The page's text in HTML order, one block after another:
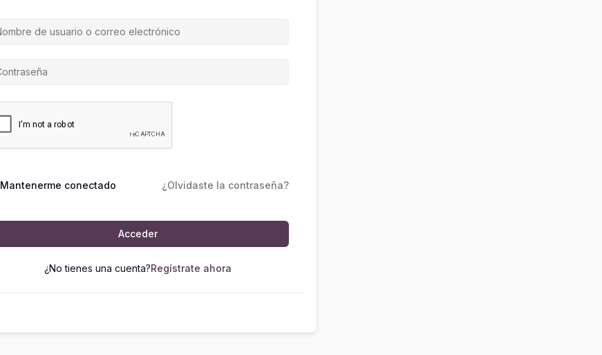
Mantenerme conectado ¿Olvidaste la contraseña?
Acceder
¿No tienes una cuenta?Regístrate ahora